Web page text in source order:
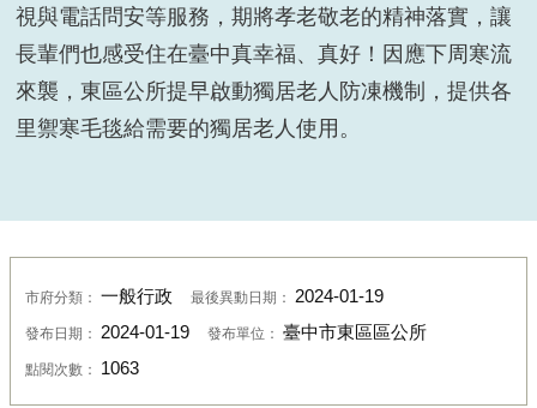
視與電話問安等服務，期將孝老敬老的精神落實，讓
長輩們也感受住在臺中真幸福、真好！因應下周寒流
來襲，東區公所提早啟動獨居老人防凍機制，提供各
里禦寒毛毯給需要的獨居老人使用。
市府分類： 一般行政 最後異動日期： 2024-01-19
發布日期： 2024-01-19 發布單位： 臺中市東區區公所
點閱次數： 1063